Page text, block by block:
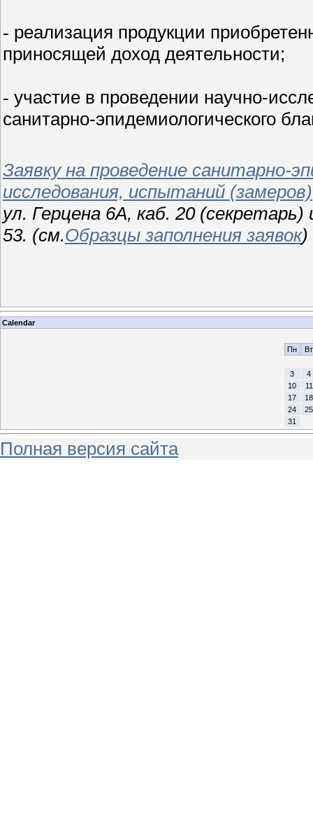
- реализация продукции
приносящей доход деятельности;
- участие в проведении научно-
санитарно-эпидемиологического
Заявку на проведение санитарно-
исследования, испытаний (замеров)
ул. Герцена 6А, каб. 20
53. (см.Образцы заполнения заявок)
Calendar
Пн
Вт
3
4
10
11
17
18
24
25
31
Полная версия сайта